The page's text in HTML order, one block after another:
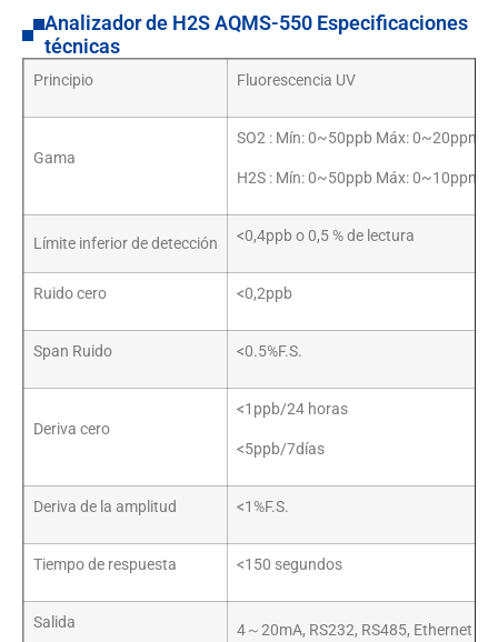
Analizador de H2S AQMS-550 Especificaciones
técnicas
Principio Fluorescencia UV
Gama
SO2 : Mín: 0~50ppb Máx: 0~20ppm
H2S : Mín: 0~50ppb Máx: 0~10ppm
Límite inferior de detección <0,4ppb o 0,5 % de lectura
Ruido cero <0,2ppb
Span Ruido <0.5%F.S.
Deriva cero
<1ppb/24 horas
<5ppb/7días
Deriva de la amplitud <1%F.S.
Tiempo de respuesta <150 segundos
Salida 4～20mA, RS232, RS485, Ethernet